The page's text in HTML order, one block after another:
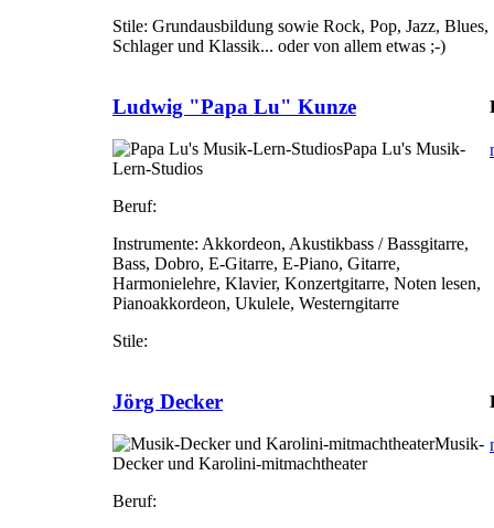
Stile: Grundausbildung sowie Rock, Pop, Jazz, Blues,
Schlager und Klassik... oder von allem etwas ;-)
Ludwig "Papa Lu" Kunze
Papa Lu's Musik-
Lern-Studios
Beruf:
Instrumente: Akkordeon, Akustikbass / Bassgitarre,
Bass, Dobro, E-Gitarre, E-Piano, Gitarre,
Harmonielehre, Klavier, Konzertgitarre, Noten lesen,
Pianoakkordeon, Ukulele, Westerngitarre
Stile:
Jörg Decker
Musik-
Decker und Karolini-mitmachtheater
Beruf: